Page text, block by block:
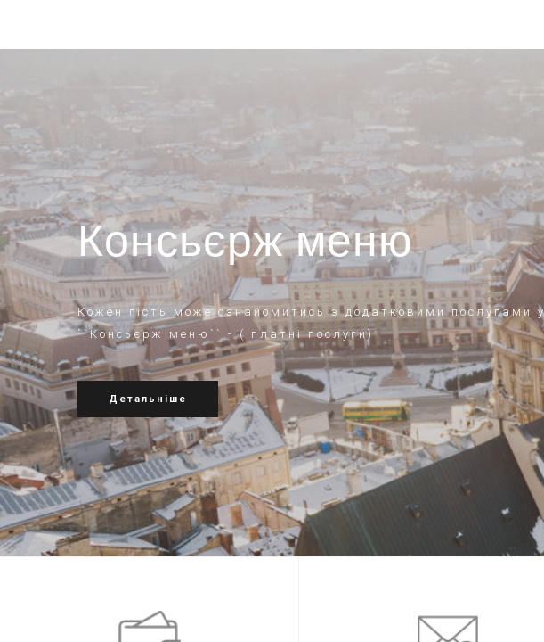
Консьєрж меню
Кожен гість може ознайомитись з додатковими послугами у
``Консьєрж меню`` - ( платні послуги)
Детальніше